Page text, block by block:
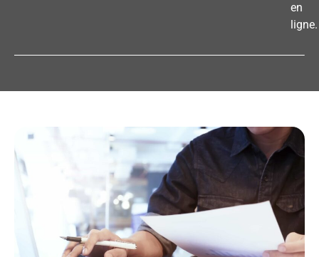
en
ligne.